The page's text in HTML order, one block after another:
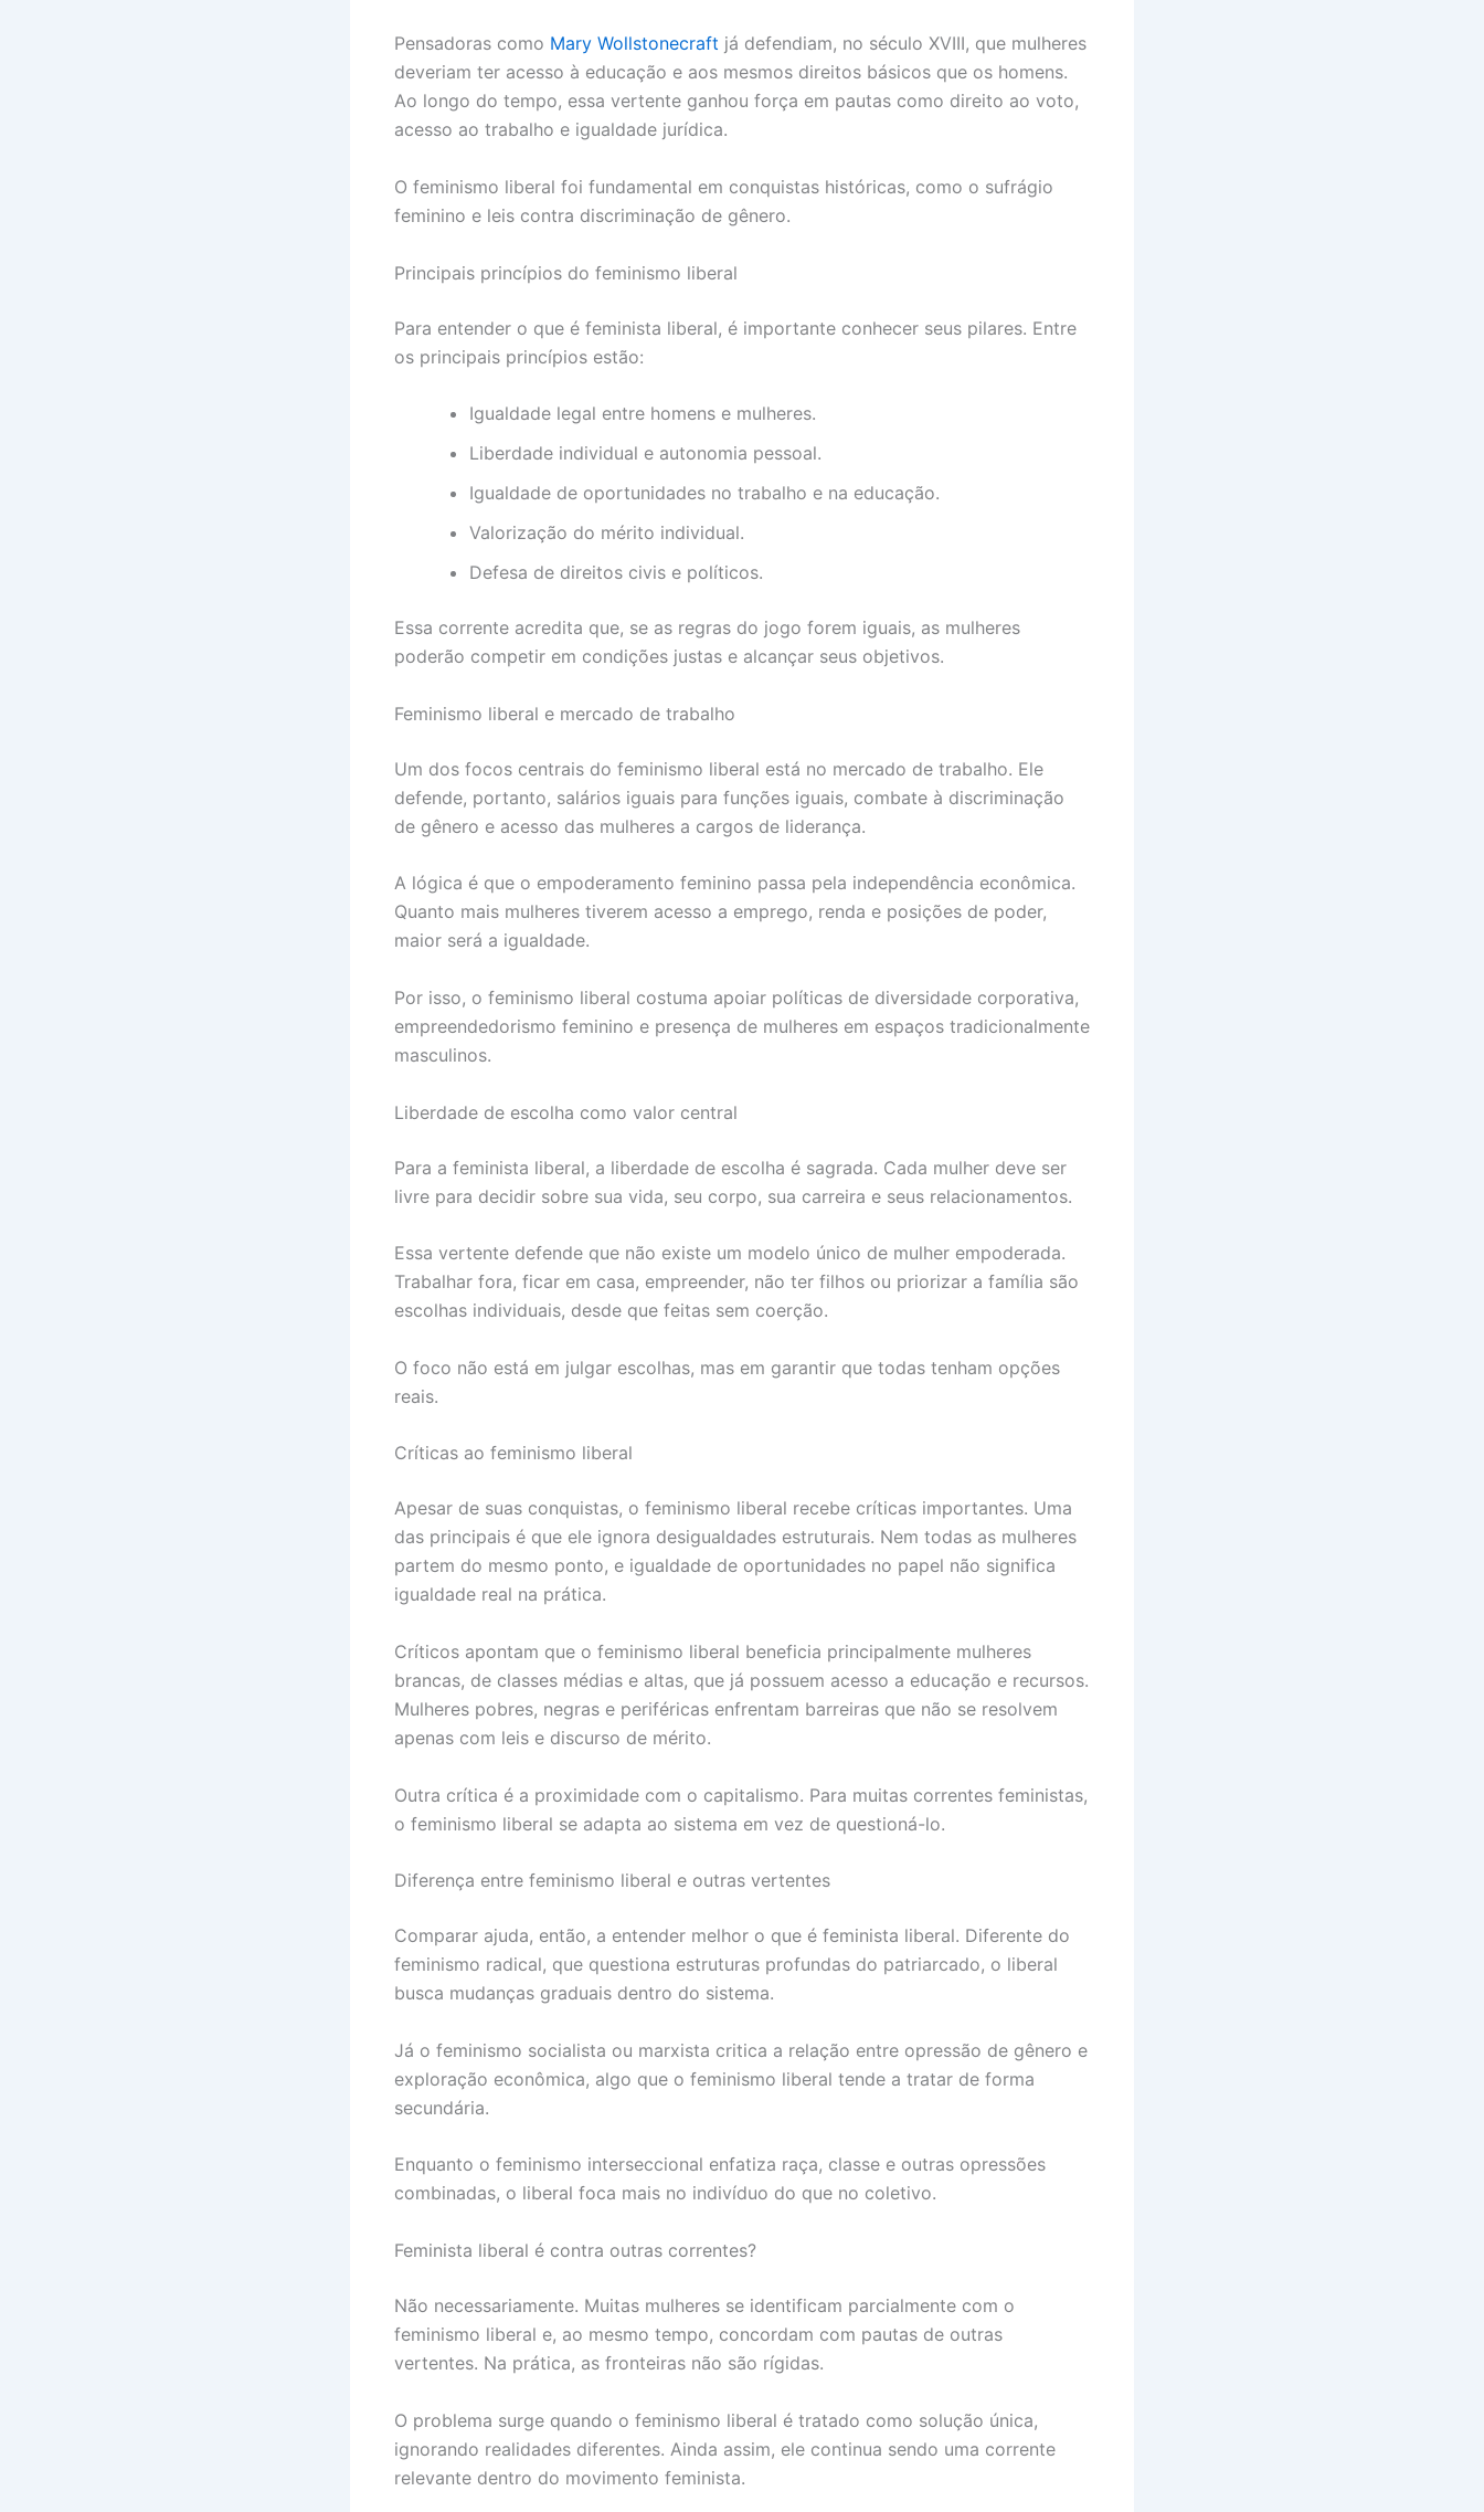
Pensadoras como Mary Wollstonecraft já defendiam, no século XVIII, que mulheres
deveriam ter acesso à educação e aos mesmos direitos básicos que os homens.
Ao longo do tempo, essa vertente ganhou força em pautas como direito ao voto,
acesso ao trabalho e igualdade jurídica.
O feminismo liberal foi fundamental em conquistas históricas, como o sufrágio
feminino e leis contra discriminação de gênero.
Principais princípios do feminismo liberal
Para entender o que é feminista liberal, é importante conhecer seus pilares. Entre
os principais princípios estão:
Igualdade legal entre homens e mulheres.
Liberdade individual e autonomia pessoal.
Igualdade de oportunidades no trabalho e na educação.
Valorização do mérito individual.
Defesa de direitos civis e políticos.
Essa corrente acredita que, se as regras do jogo forem iguais, as mulheres
poderão competir em condições justas e alcançar seus objetivos.
Feminismo liberal e mercado de trabalho
Um dos focos centrais do feminismo liberal está no mercado de trabalho. Ele
defende, portanto, salários iguais para funções iguais, combate à discriminação
de gênero e acesso das mulheres a cargos de liderança.
A lógica é que o empoderamento feminino passa pela independência econômica.
Quanto mais mulheres tiverem acesso a emprego, renda e posições de poder,
maior será a igualdade.
Por isso, o feminismo liberal costuma apoiar políticas de diversidade corporativa,
empreendedorismo feminino e presença de mulheres em espaços tradicionalmente
masculinos.
Liberdade de escolha como valor central
Para a feminista liberal, a liberdade de escolha é sagrada. Cada mulher deve ser
livre para decidir sobre sua vida, seu corpo, sua carreira e seus relacionamentos.
Essa vertente defende que não existe um modelo único de mulher empoderada.
Trabalhar fora, ficar em casa, empreender, não ter filhos ou priorizar a família são
escolhas individuais, desde que feitas sem coerção.
O foco não está em julgar escolhas, mas em garantir que todas tenham opções
reais.
Críticas ao feminismo liberal
Apesar de suas conquistas, o feminismo liberal recebe críticas importantes. Uma
das principais é que ele ignora desigualdades estruturais. Nem todas as mulheres
partem do mesmo ponto, e igualdade de oportunidades no papel não significa
igualdade real na prática.
Críticos apontam que o feminismo liberal beneficia principalmente mulheres
brancas, de classes médias e altas, que já possuem acesso a educação e recursos.
Mulheres pobres, negras e periféricas enfrentam barreiras que não se resolvem
apenas com leis e discurso de mérito.
Outra crítica é a proximidade com o capitalismo. Para muitas correntes feministas,
o feminismo liberal se adapta ao sistema em vez de questioná-lo.
Diferença entre feminismo liberal e outras vertentes
Comparar ajuda, então, a entender melhor o que é feminista liberal. Diferente do
feminismo radical, que questiona estruturas profundas do patriarcado, o liberal
busca mudanças graduais dentro do sistema.
Já o feminismo socialista ou marxista critica a relação entre opressão de gênero e
exploração econômica, algo que o feminismo liberal tende a tratar de forma
secundária.
Enquanto o feminismo interseccional enfatiza raça, classe e outras opressões
combinadas, o liberal foca mais no indivíduo do que no coletivo.
Feminista liberal é contra outras correntes?
Não necessariamente. Muitas mulheres se identificam parcialmente com o
feminismo liberal e, ao mesmo tempo, concordam com pautas de outras
vertentes. Na prática, as fronteiras não são rígidas.
O problema surge quando o feminismo liberal é tratado como solução única,
ignorando realidades diferentes. Ainda assim, ele continua sendo uma corrente
relevante dentro do movimento feminista.